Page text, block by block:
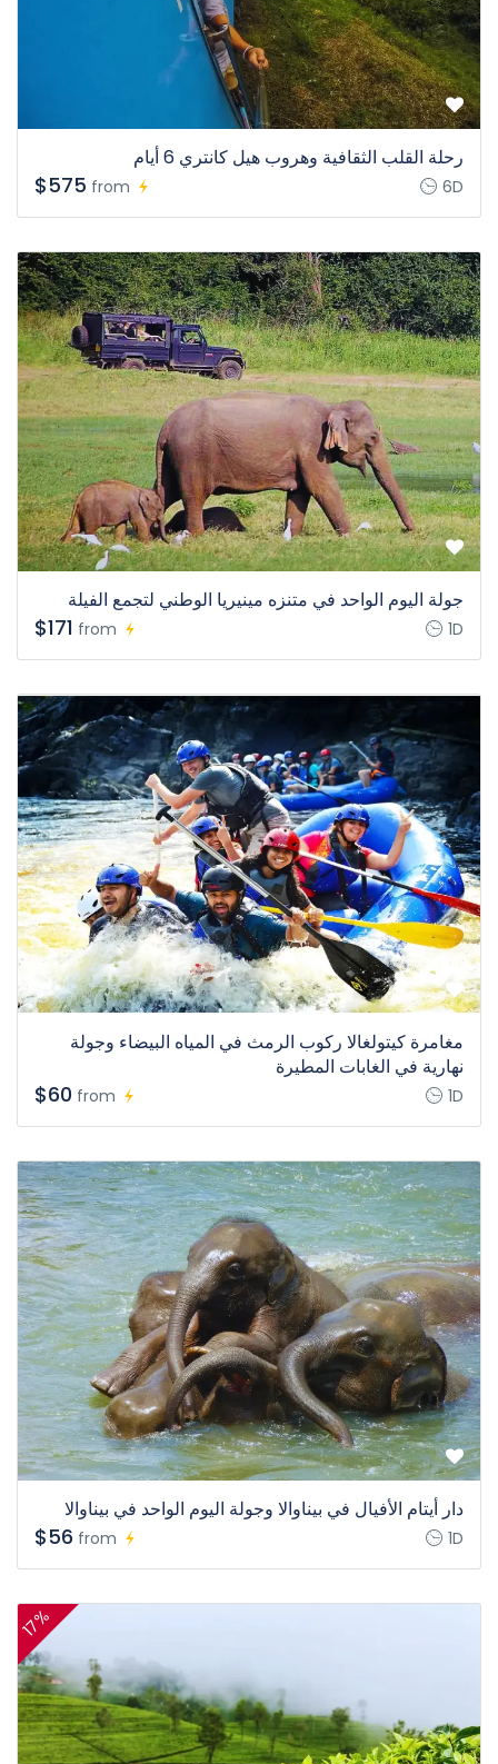
رحلة القلب الثقافية وهروب هيل كانتري 6 أيام
6D
from
$575
جولة اليوم الواحد في متنزه مينيريا الوطني لتجمع الفيلة
1D
from
$171
مغامرة كيتولغالا ركوب الرمث في المياه البيضاء وجولة
نهارية في الغابات المطيرة
1D
from
$60
دار أيتام الأفيال في بيناوالا وجولة اليوم الواحد في بيناوالا
1D
from
$56
17%